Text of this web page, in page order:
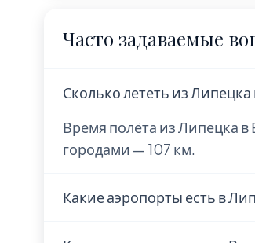
Часто задаваемые
Сколько лететь из
Время полёта из Липецка
городами — 107 км.
Какие аэропорты есть в